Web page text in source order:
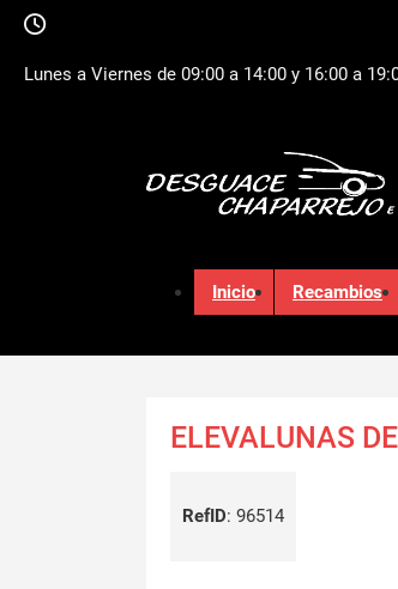
Lunes a Viernes de 09:00 a 14:00 y 16:00 a
Inicio Recambios
ELEVALUNAS
RefID: 96514